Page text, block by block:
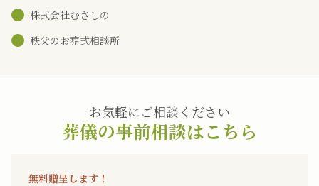
株式会社むさしの
秩父のお葬式相談所
お気軽にご相談ください
葬儀の事前相談はこちら
無料贈呈します！